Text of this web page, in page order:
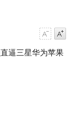
逼三星华为苹果